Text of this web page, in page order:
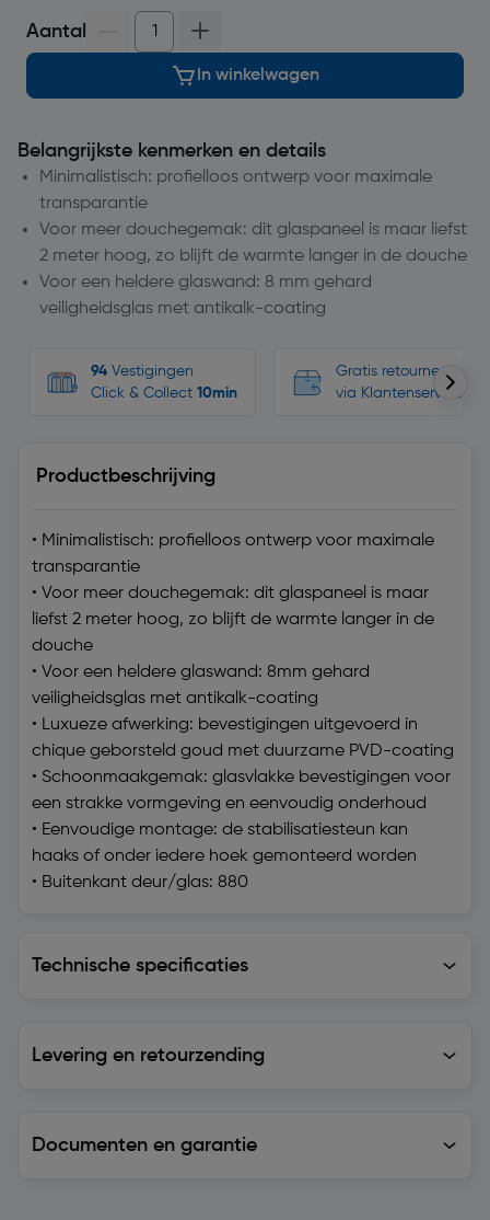
Aantal
In winkelwagen
Belangrijkste kenmerken en details
Minimalistisch: profielloos ontwerp voor maximale
transparantie
Voor meer douchegemak: dit glaspaneel is maar liefst
2 meter hoog, zo blijft de warmte langer in de douche
Voor een heldere glaswand: 8 mm gehard
veiligheidsglas met antikalk-coating
94 Vestigingen
Click & Collect 10min
Gratis retourneren,
via Klantenservice
Productbeschrijving
• Minimalistisch: profielloos ontwerp voor maximale
transparantie
• Voor meer douchegemak: dit glaspaneel is maar
liefst 2 meter hoog, zo blijft de warmte langer in de
douche
• Voor een heldere glaswand: 8mm gehard
veiligheidsglas met antikalk-coating
• Luxueze afwerking: bevestigingen uitgevoerd in
chique geborsteld goud met duurzame PVD-coating
• Schoonmaakgemak: glasvlakke bevestigingen voor
een strakke vormgeving en eenvoudig onderhoud
• Eenvoudige montage: de stabilisatiesteun kan
haaks of onder iedere hoek gemonteerd worden
• Buitenkant deur/glas: 880
Technische specificaties
Levering en retourzending
Documenten en garantie